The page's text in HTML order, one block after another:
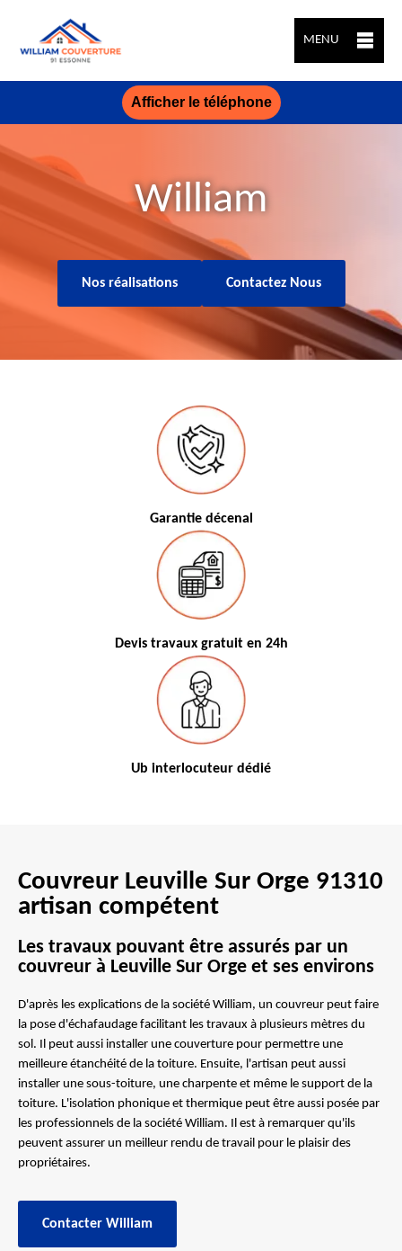
MENU
Afficher le téléphone
William
Nos réalisations Contactez Nous
Garantie décenal
Devis travaux gratuit en 24h
Ub interlocuteur dédié
Couvreur Leuville Sur Orge 91310
artisan compétent
Les travaux pouvant être assurés par un
couvreur à Leuville Sur Orge et ses environs
D'après les explications de la société William, un couvreur peut faire
la pose d'échafaudage facilitant les travaux à plusieurs mètres du
sol. Il peut aussi installer une couverture pour permettre une
meilleure étanchéité de la toiture. Ensuite, l'artisan peut aussi
installer une sous-toiture, une charpente et même le support de la
toiture. L'isolation phonique et thermique peut être aussi posée par
les professionnels de la société William. Il est à remarquer qu'ils
peuvent assurer un meilleur rendu de travail pour le plaisir des
propriétaires.
Contacter William